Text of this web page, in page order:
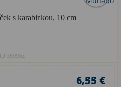
s karabinkou, 10 cm
6,55 €